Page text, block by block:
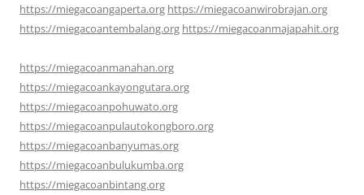
https://miegacoangaperta.org https://miegacoanwirobrajan.org
https://miegacoantembalang.org https://miegacoanmajapahit.org
https://miegacoanmanahan.org
https://miegacoankayongutara.org
https://miegacoanpohuwato.org
https://miegacoanpulautokongboro.org
https://miegacoanbanyumas.org
https://miegacoanbulukumba.org
https://miegacoanbintang.org